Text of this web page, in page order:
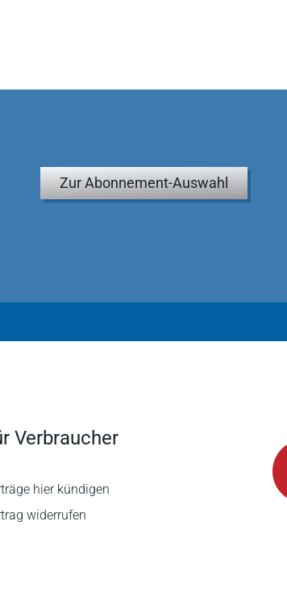
Zur Abonnement-Auswahl
Verbraucher
hier kündigen
widerrufen